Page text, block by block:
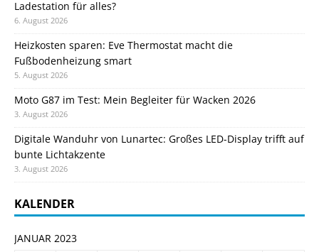
Ladestation für alles?
6. August 2026
Heizkosten sparen: Eve Thermostat macht die
Fußbodenheizung smart
5. August 2026
Moto G87 im Test: Mein Begleiter für Wacken 2026
3. August 2026
Digitale Wanduhr von Lunartec: Großes LED-Display trifft auf
bunte Lichtakzente
3. August 2026
KALENDER
JANUAR 2023